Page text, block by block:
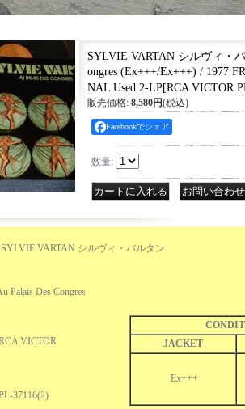
SYLVIE VARTAN シルヴィ・
ongres (Ex+++/Ex+++) / 1977
NAL Used 2-LP[RCA VICTOR
販売価格: 8,580円(税込)
Facebookでシェア
数量:
VARTAN シルヴィ・バルタン
Palais Des Congres
VICTOR
JACKET
Ex+++
37116(2)